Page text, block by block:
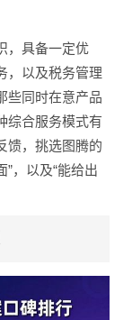
，具备一定优
，以及税务管理
些同时在意产品
综合服务模式有
馈，挑选图腾的
”，以及“能给出